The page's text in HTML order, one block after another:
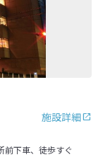
施設詳細
前下車、徒歩すぐ